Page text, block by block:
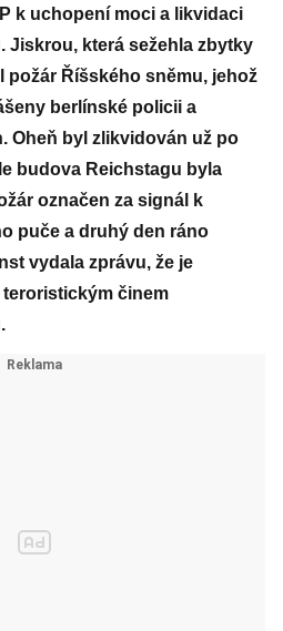
k uchopení moci a likvidaci
Jiskrou, která sežehla zbytky
požár Říšského sněmu, jehož
berlínské policii a
Oheň byl zlikvidován už po
budova Reichstagu byla
označen za signál k
puče a druhý den ráno
vydala zprávu, že je
činem